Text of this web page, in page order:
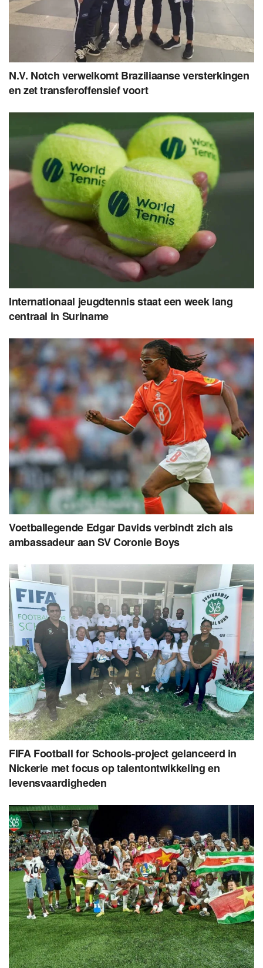
N.V. Notch verwelkomt Braziliaanse versterkingen
en zet transferoffensief voort
Internationaal jeugdtennis staat een week lang
centraal in Suriname
Voetballegende Edgar Davids verbindt zich als
ambassadeur aan SV Coronie Boys
FIFA Football for Schools-project gelanceerd in
Nickerie met focus op talentontwikkeling en
levensvaardigheden